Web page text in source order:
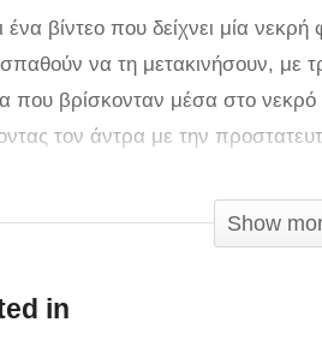
βίντεο που δείχνει μία
να τη μετακινήσουν, με
που βρίσκονταν μέσα στο
τον άντρα με την
φυσικά αίτια και ο βιολόγος
ήδη νεκρό για δύο ημέρες όταν
Show
in